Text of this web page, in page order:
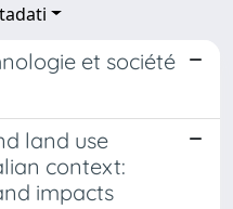
et société
land use
context:
impacts